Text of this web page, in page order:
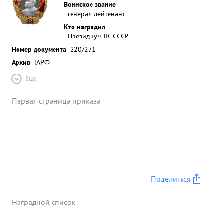
Воинское звание
генерал-лейтенант
Кто наградил
Президиум ВС СССР
Номер документа 220/271
Архив ГАРФ
Ещё
Первая страница приказа
Поделиться
Наградной список